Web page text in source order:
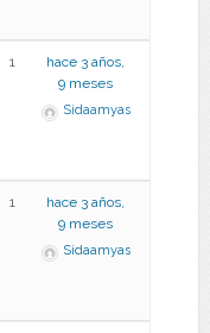
1
hace 3 años,
9 meses
Sidaamyas
1
hace 3 años,
9 meses
Sidaamyas